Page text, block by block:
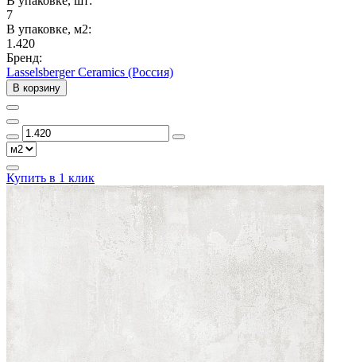
7
В упаковке, м2:
1.420
Бренд:
Lasselsberger Ceramics (Россия)
В корзину
Купить в 1 клик